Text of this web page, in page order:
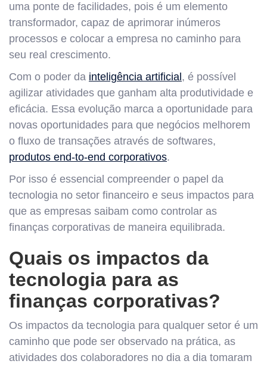
uma ponte de facilidades, pois é um elemento
transformador, capaz de aprimorar inúmeros
processos e colocar a empresa no caminho para
seu real crescimento.
Com o poder da inteligência artificial , é possível
agilizar atividades que ganham alta produtividade e
eficácia. Essa evolução marca a oportunidade para
novas oportunidades para que negócios melhorem
o fluxo de transações através de softwares,
produtos end-to-end corporativos.
Por isso é essencial compreender o papel da
tecnologia no setor financeiro e seus impactos para
que as empresas saibam como controlar as
finanças corporativas de maneira equilibrada.
Quais os impactos da
tecnologia para as
finanças corporativas?
Os impactos da tecnologia para qualquer setor é um
caminho que pode ser observado na prática, as
atividades dos colaboradores no dia a dia tomaram